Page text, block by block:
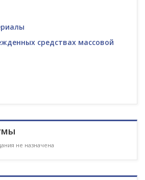
средствах массовой
не назначена